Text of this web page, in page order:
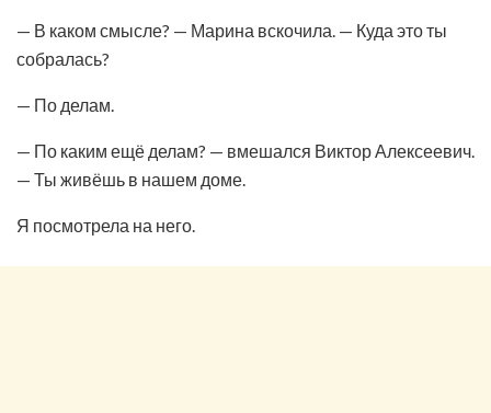
— В каком смысле? — Марина вскочила. — Куда это ты
собралась?
— По делам.
— По каким ещё делам? — вмешался Виктор Алексеевич.
— Ты живёшь в нашем доме.
Я посмотрела на него.